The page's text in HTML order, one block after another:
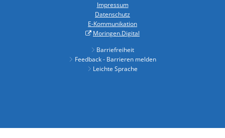
Impressum
Datenschutz
E-Kommunikation
Moringen.Digital
Barriefreiheit
Feedback - Barrieren melden
Leichte Sprache